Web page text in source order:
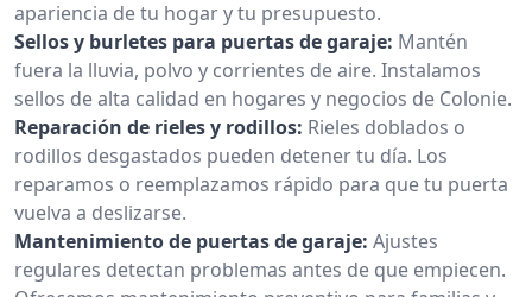
apariencia de tu hogar y tu presupuesto.
Sellos y burletes para puertas de garaje: Mantén
fuera la lluvia, polvo y corrientes de aire. Instalamos
sellos de alta calidad en hogares y negocios de Colonie.
Reparación de rieles y rodillos: Rieles doblados o
rodillos desgastados pueden detener tu día. Los
reparamos o reemplazamos rápido para que tu puerta
vuelva a deslizarse.
Mantenimiento de puertas de garaje: Ajustes
regulares detectan problemas antes de que empiecen.